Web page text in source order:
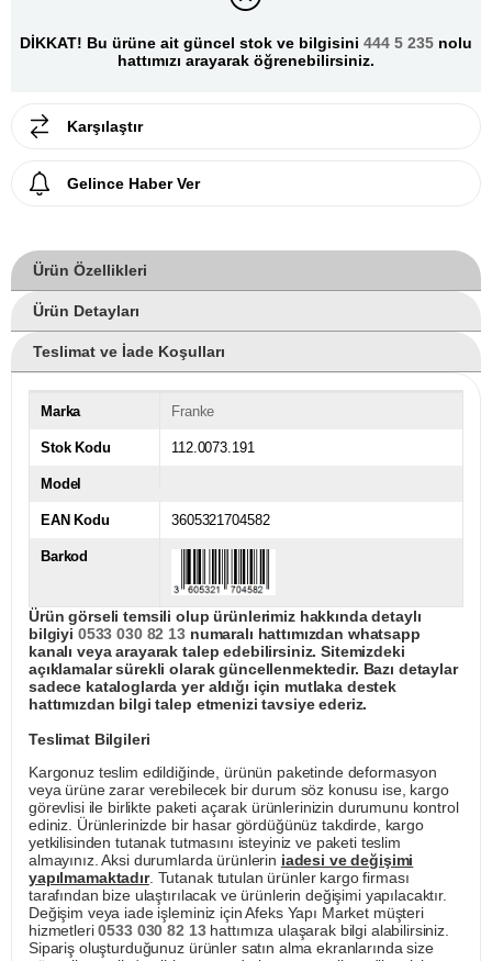
DİKKAT! Bu ürüne ait güncel stok ve bilgisini 444 5 235 nolu
hattımızı arayarak öğrenebilirsiniz.
Karşılaştır
Gelince Haber Ver
Ürün Özellikleri
Ürün Detayları
Teslimat ve İade Koşulları
Marka Franke
Stok Kodu 112.0073.191
Model
EAN Kodu 3605321704582
Barkod
Ürün görseli temsili olup ürünlerimiz hakkında detaylı
bilgiyi 0533 030 82 13numaralı hattımızdan whatsapp
kanalı veya arayarak talep edebilirsiniz. Sitemizdeki
açıklamalar sürekli olarak güncellenmektedir. Bazı detaylar
sadece kataloglarda yer aldığı için mutlaka destek
hattımızdan bilgi talep etmenizi tavsiye ederiz.
Teslimat Bilgileri
Kargonuz teslim edildiğinde, ürünün paketinde deformasyon
veya ürüne zarar verebilecek bir durum söz konusu ise, kargo
görevlisi ile birlikte paketi açarak ürünlerinizin durumunu kontrol
ediniz. Ürünlerinizde bir hasar gördüğünüz takdirde, kargo
yetkilisinden tutanak tutmasını isteyiniz ve paketi teslim
almayınız. Aksi durumlarda ürünlerin iadesi ve değişimi
yapılmamaktadır. Tutanak tutulan ürünler kargo firması
tarafından bize ulaştırılacak ve ürünlerin değişimi yapılacaktır.
Değişim veya iade işleminiz için Afeks Yapı Market müşteri
hizmetleri0533 030 82 13hattımıza ulaşarak bilgi alabilirsiniz.
Sipariş oluşturduğunuz ürünler satın alma ekranlarında size